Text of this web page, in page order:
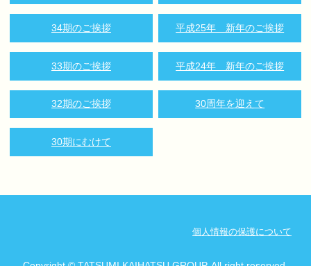
34期のご挨拶 平成25年 新年のご挨拶
33期のご挨拶 平成24年 新年のご挨拶
32期のご挨拶 30周年を迎えて
30期にむけて
個人情報の保護について